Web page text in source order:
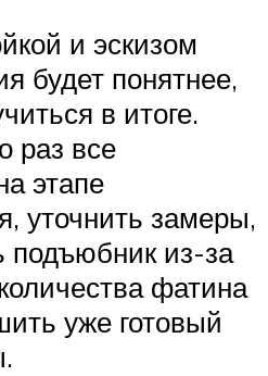
и эскизом
будет понятнее,
в итоге.
раз все
этапе
уточнить замеры,
подъюбник из-за
фатина
уже готовый